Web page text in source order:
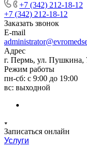
+7 (342) 212-18-12
+7 (342) 212-18-12
Заказать звонок
E-mail
Адрес
г. Пермь, ул. Пушкина,
Режим работы
пн-сб: с 9:00 до 19:00
вс: выходной
Записаться онлайн
Услуги